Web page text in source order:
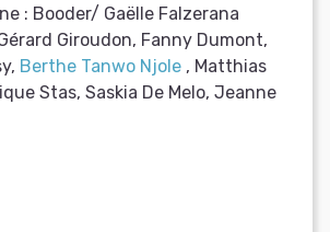
: Booder/ Gaëlle Falzerana
Giroudon, Fanny Dumont,
Berthe Tanwo Njole , Matthias
Stas, Saskia De Melo, Jeanne